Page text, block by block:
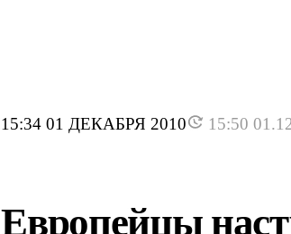
15:34 01 ДЕКАБРЯ 2010 15:50
Европейцы